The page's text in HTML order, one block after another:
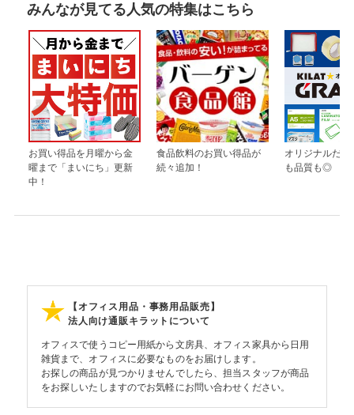
みんなが見てる人気の特集はこちら
お買い得品を月曜から金
曜まで「まいにち」更新
中！
食品飲料のお買い得品が
続々追加！
オリジナルだか
も品質も◎
【オフィス用品・事務用品販売】
法人向け通販キラットについて
オフィスで使うコピー用紙から文房具、オフィス家具から日用
雑貨まで、オフィスに必要なものをお届けします。
お探しの商品が見つかりませんでしたら、担当スタッフが商品
をお探しいたしますのでお気軽にお問い合わせください。